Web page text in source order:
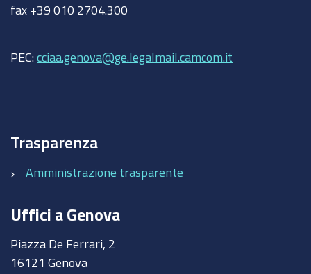
fax +39 010 2704.300
PEC: cciaa.genova@ge.legalmail.camcom.it
Trasparenza
Amministrazione trasparente
Uffici a Genova
Piazza De Ferrari, 2
16121 Genova